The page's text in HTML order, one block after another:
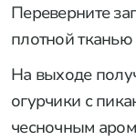
Переверните
плотной
На выходе
огурчики с
чесночным